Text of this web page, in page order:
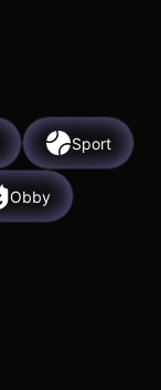
Sport
Obby